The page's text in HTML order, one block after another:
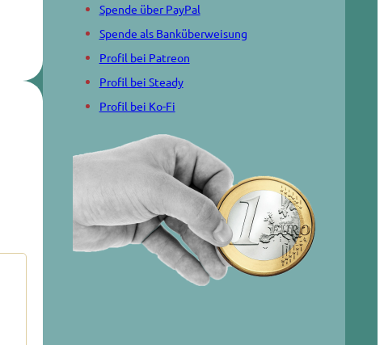
Spende über PayPal
Spende als Banküberweisung
Profil bei Patreon
Profil bei Steady
Profil bei Ko-Fi